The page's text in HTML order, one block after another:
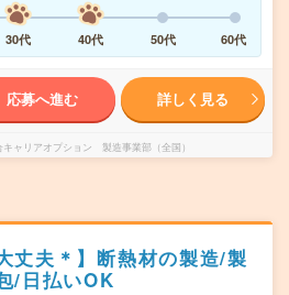
30代 40代 50代 60代
応募へ進む 詳しく見る
キャリアオプション 製造事業部（全国）
丈夫＊】断熱材の製造/製
/日払いOK